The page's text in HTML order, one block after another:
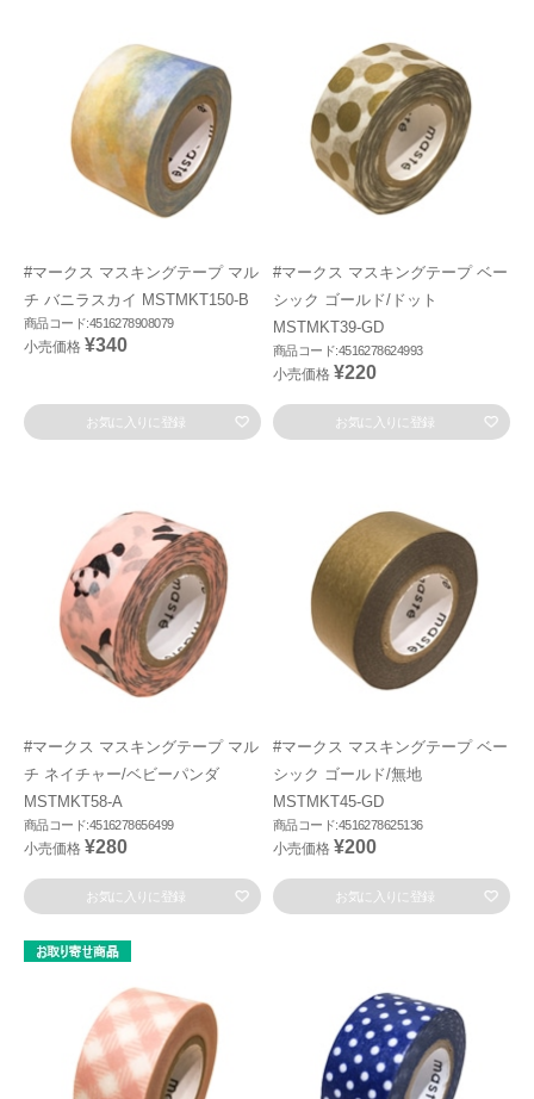
#マークス マスキングテープ マル
チ バニラスカイ MSTMKT150-B
商品コード:4516278908079
小売価格 ¥340
お気に入りに登録
#マークス マスキングテープ ベー
シック ゴールド/ドット
MSTMKT39-GD
商品コード:4516278624993
小売価格 ¥220
お気に入りに登録
#マークス マスキングテープ マル
チ ネイチャー/ベビーパンダ
MSTMKT58-A
商品コード:4516278656499
小売価格 ¥280
お気に入りに登録
#マークス マスキングテープ ベー
シック ゴールド/無地
MSTMKT45-GD
商品コード:4516278625136
小売価格 ¥200
お気に入りに登録